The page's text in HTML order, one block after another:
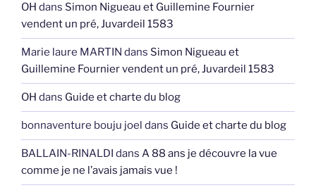
OH dans Simon Nigueau et Guillemine Fournier
vendent un pré, Juvardeil 1583
Marie laure MARTIN dans Simon Nigueau et
Guillemine Fournier vendent un pré, Juvardeil 1583
OH dans Guide et charte du blog
bonnaventure bouju joel dans Guide et charte du blog
BALLAIN-RINALDI dans A 88 ans je découvre la vue
comme je ne l’avais jamais vue !